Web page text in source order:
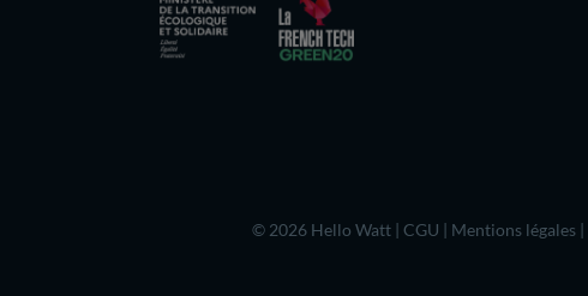
© 2026 Hello Watt | CGU | Mentions légales |